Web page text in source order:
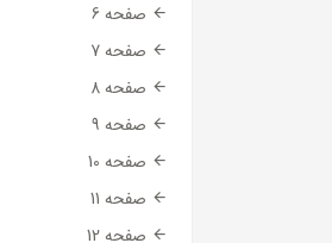
صفحه 6
صفحه 7
صفحه 8
صفحه 9
صفحه 10
صفحه 11
صفحه 12